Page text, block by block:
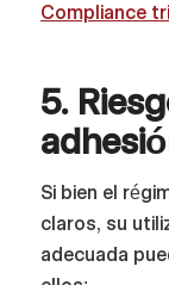
Compliance
5.
Si bien el
claros, su
adecuada